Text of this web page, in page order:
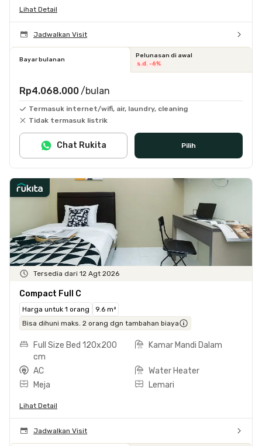
Lihat Detail
Jadwalkan Visit
Bayar bulanan
Pelunasan di awal
s.d. -6%
Rp4.068.000 /bulan
Termasuk internet/wifi, air, laundry, cleaning
Tidak termasuk listrik
Pilih
Chat Rukita
Tersedia dari 12 Agt 2026
Compact Full C
Harga untuk 1 orang
9.6 m²
Bisa dihuni maks. 2 orang dgn tambahan biaya
Full Size Bed 120x200
cm
Kamar Mandi Dalam
AC
Water Heater
Meja
Lemari
Lihat Detail
Jadwalkan Visit